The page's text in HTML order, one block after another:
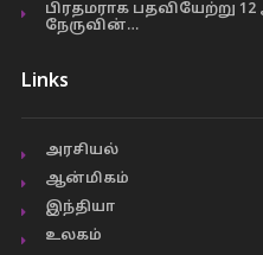
பிரதமராக பதவியேற்று
நேருவின்…
Links
அரசியல்
ஆன்மிகம்
இந்தியா
உலகம்